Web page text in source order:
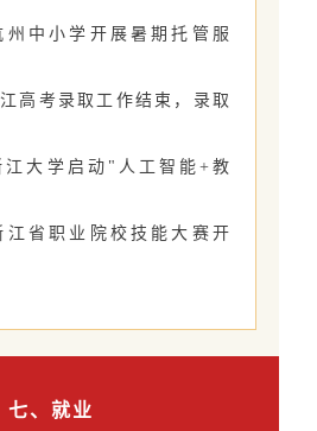
中小学开展暑期托管服
高考录取工作结束，录取
大学启动"人工智能+教
省职业院校技能大赛开
七、就业